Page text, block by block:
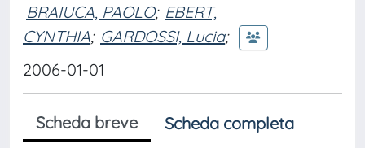
BRAIUCA, PAOLO; EBERT,
CYNTHIA; GARDOSSI, Lucia;
2006-01-01
Scheda breve Scheda completa